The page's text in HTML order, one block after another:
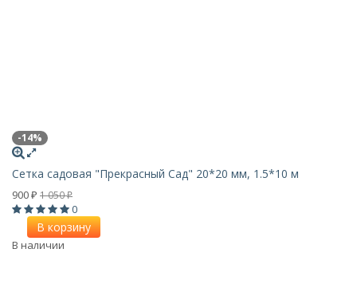
-14%
Сетка садовая "Прекрасный Сад" 20*20 мм, 1.5*10 м
900 ₽ 1 050₽
0
В корзину
В наличии